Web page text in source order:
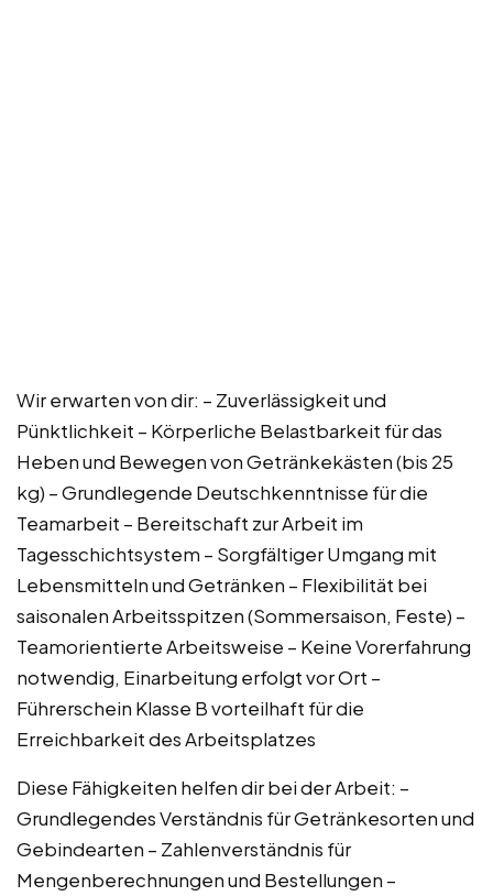
Wir erwarten von dir: – Zuverlässigkeit und
Pünktlichkeit – Körperliche Belastbarkeit für das
Heben und Bewegen von Getränkekästen (bis 25
kg) – Grundlegende Deutschkenntnisse für die
Teamarbeit – Bereitschaft zur Arbeit im
Tagesschichtsystem – Sorgfältiger Umgang mit
Lebensmitteln und Getränken – Flexibilität bei
saisonalen Arbeitsspitzen (Sommersaison, Feste) –
Teamorientierte Arbeitsweise – Keine Vorerfahrung
notwendig, Einarbeitung erfolgt vor Ort –
Führerschein Klasse B vorteilhaft für die
Erreichbarkeit des Arbeitsplatzes
Diese Fähigkeiten helfen dir bei der Arbeit: –
Grundlegendes Verständnis für Getränkesorten und
Gebindearten – Zahlenverständnis für
Mengenberechnungen und Bestellungen –